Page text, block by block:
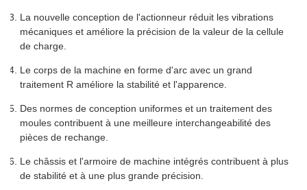
La nouvelle conception de l'actionneur réduit les vibrations
mécaniques et améliore la précision de la valeur de la cellule
de charge.
Le corps de la machine en forme d'arc avec un grand
traitement R améliore la stabilité et l'apparence.
Des normes de conception uniformes et un traitement des
moules contribuent à une meilleure interchangeabilité des
pièces de rechange.
Le châssis et l'armoire de machine intégrés contribuent à plus
de stabilité et à une plus grande précision.